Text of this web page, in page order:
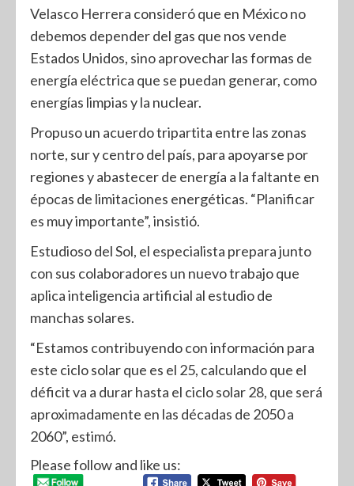
Velasco Herrera consideró que en México no
debemos depender del gas que nos vende
Estados Unidos, sino aprovechar las formas de
energía eléctrica que se puedan generar, como
energías limpias y la nuclear.
Propuso un acuerdo tripartita entre las zonas
norte, sur y centro del país, para apoyarse por
regiones y abastecer de energía a la faltante en
épocas de limitaciones energéticas. “Planificar
es muy importante”, insistió.
Estudioso del Sol, el especialista prepara junto
con sus colaboradores un nuevo trabajo que
aplica inteligencia artificial al estudio de
manchas solares.
“Estamos contribuyendo con información para
este ciclo solar que es el 25, calculando que el
déficit va a durar hasta el ciclo solar 28, que será
aproximadamente en las décadas de 2050 a
2060”, estimó.
Please follow and like us: